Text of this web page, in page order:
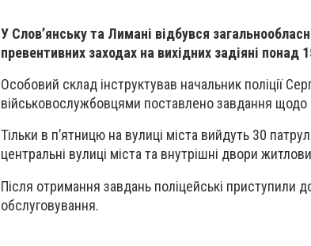
У Слов’янську та Лимані відбувся
превентивних заходах на вихідних задіяні понад
Особовий склад інструктував начальник поліції
військовослужбовцями поставлено завдання
Тільки в п’ятницю на вулиці міста вийдуть 30
центральні вулиці міста та внутрішні двори
Після отримання завдань поліцейські приступили
обслуговування.